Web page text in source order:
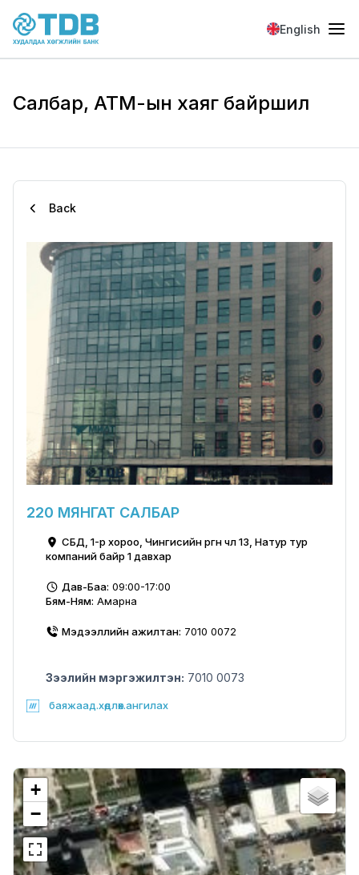
Skip to main content
English
Салбар, АТМ-ын хаяг байршил
Back
220 МЯНГАТ САЛБАР
СБД, 1-р хороо, Чингисийн өргөн чөлөө 13, Натур тур
компаний байр 1 давхар
Дав-Баа: 09:00-17:00
Бям-Ням: Амарна
Мэдээллийн ажилтан: 7010 0072
Зээлийн мэргэжилтэн: 7010 0073
баяжаад.хөдлөх.ангилах
+
−